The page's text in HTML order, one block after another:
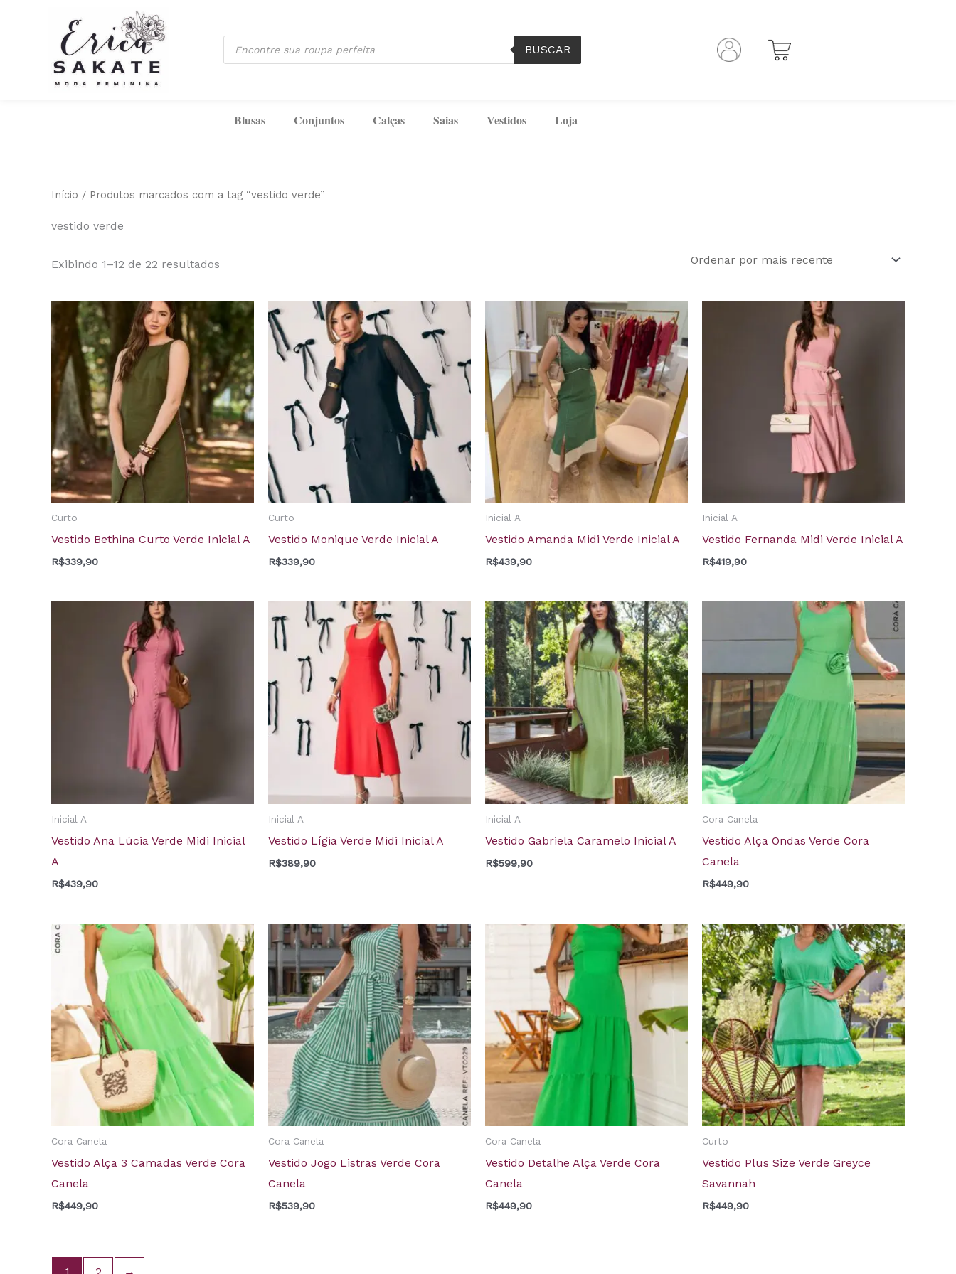
Pesquisar
produtos
BUSCAR
Blusas Conjuntos Calças Saias Vestidos Loja
Início / Produtos marcados com a tag “vestido verde”
vestido verde
Exibindo 1–12 de 22 resultados
recente
Curto
Vestido Bethina Curto Verde Inicial A
R$339,90
Curto
Vestido Monique Verde Inicial A
R$339,90
Inicial A
Vestido Amanda Midi Verde Inicial A
R$439,90
Inicial A
Vestido Fernanda Midi Verde Inicial A
R$419,90
Inicial A
Vestido Ana Lúcia Verde Midi Inicial
A
R$439,90
Inicial A
Vestido Lígia Verde Midi Inicial A
R$389,90
Inicial A
Vestido Gabriela Caramelo Inicial A
R$599,90
Cora Canela
Vestido Alça Ondas Verde Cora
Canela
R$449,90
Cora Canela
Vestido Alça 3 Camadas Verde Cora
Canela
R$449,90
Cora Canela
Vestido Jogo Listras Verde Cora
Canela
R$539,90
Cora Canela
Vestido Detalhe Alça Verde Cora
Canela
R$449,90
Curto
Vestido Plus Size Verde Greyce
Savannah
R$449,90